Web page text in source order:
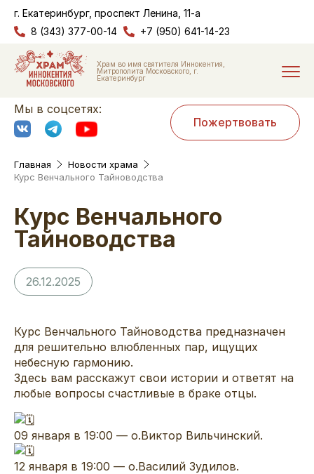
г. Екатеринбург, проспект Ленина, 11-а
8 (343) 377-00-14
+7 (950) 641-14-23
Храм во имя святителя Иннокентия,
Митрополита Московского, г.
Екатеринбург
Мы в соцсетях:
Пожертвовать
Главная
Новости храма
Курс Венчального Тайноводства
Курс Венчального
Тайноводства
26.12.2025
Курс Венчального Тайноводства предназначен
для решительно влюбленных пар, ищущих
небесную гармонию.
Здесь вам расскажут свои истории и ответят на
любые вопросы счастливые в браке отцы.
09 января в 19:00 — о.Виктор Вильчинский.
12 января в 19:00 — о.Василий Зудилов.